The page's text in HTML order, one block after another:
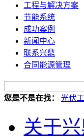
工程与解决方案
节能系统
成功案例
新闻中心
联系兴鼎
合同能源管理
您是不是在找： 光伏
关于